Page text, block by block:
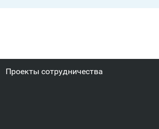
Проекты сотрудничества